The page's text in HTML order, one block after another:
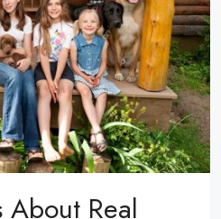
About Real